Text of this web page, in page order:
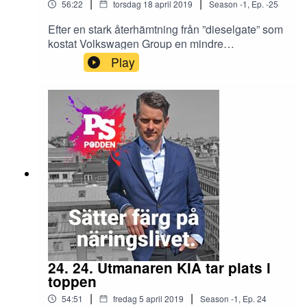
56:22 torsdag 18 april 2019 Season -1, Ep. -25
Efter en stark återhämtning från ”dieselgate” som
kostat Volkswagen Group en mindre
nationalbudget, är nu den tyska tillverkaren
återigen i förarsätet när det gäller hållbar
utveckling anpassad för bilköparnas
plånböcker.Vi bjöd in Volkswagen Group
Sveriges kommunikationschef Marcus
Thomasfolk som fick berätta om allt spännande
som kommer.
Play
24. 24. Utmanaren KIA tar plats i
toppen
54:51 | fredag 5 april 2019 | Season -1, Ep. 24